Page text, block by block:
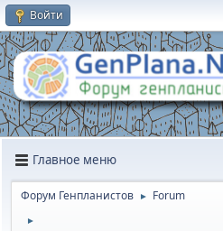
Войти
Главное меню
Форум Генпланистов ► Forum
►